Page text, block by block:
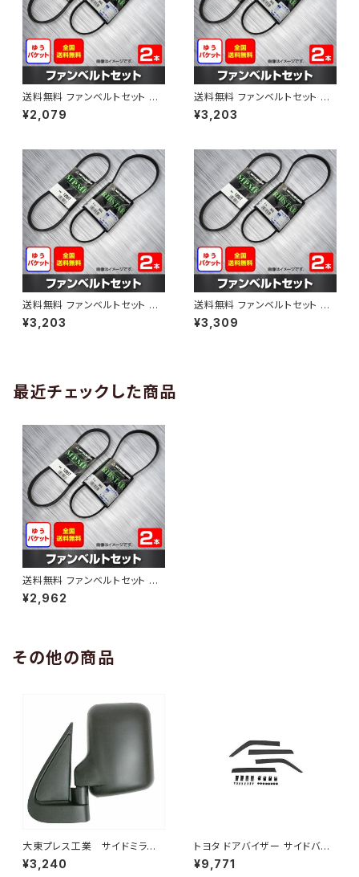
送料無料 ファンベルトセット マ
ツダ ラピュタ 型式HP12S H13.
04～H13.10 （国内トップメーカ
¥2,079
送料無料 ファンベルトセット マ
ツダ ボンゴブローニィ 型式SK5
HM H11.06～H16.11 （国内トッ
¥3,203
送料無料 ファンベルトセット マ
ツダ ボンゴブローニィ 型式SK5
HV H11.06～H16.11 （国内トッ
¥3,203
送料無料 ファンベルトセット マ
ツダ ファミリアS-ワゴン 型式B
J5W H10.04～H12.10 （国内ト
¥3,309
最近チェックした商品
送料無料 ファンベルトセット マ
ツダ スクラム 型式DG62V H1
3.09～H17.09 （国内トップメ
¥2,962
その他の商品
大東プレス工業 サイドミラー/
バックミラー ダイハツ ハイ
ゼット トラック 左 99年～
¥3,240
トヨタ ドアバイザー サイドバイ
ザー タンク 900系 ルーミー 9
00系 M900A M910A サイドド
¥9,771